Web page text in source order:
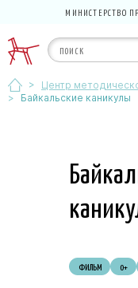
МИНИСТЕРСТВО
> Центр
>
Байкальские каникулы
ФИЛЬМ 0+